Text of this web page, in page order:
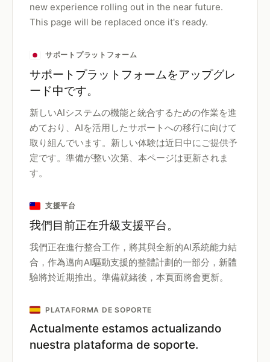
new experience rolling out in the near future.
This page will be replaced once it's ready.
サポートプラットフォーム
サポートプラットフォームをアップグレ
ード中です。
新しいAIシステムの機能と統合するための作業を進
めており、AIを活用したサポートへの移行に向けて
取り組んでいます。新しい体験は近日中にご提供予
定です。準備が整い次第、本ページは更新されま
す。
支援平台
我們目前正在升級支援平台。
我們正在進行整合工作，將其與全新的AI系統能力結
合，作為邁向AI驅動支援的整體計劃的一部分，新體
驗將於近期推出。準備就緒後，本頁面將會更新。
PLATAFORMA DE SOPORTE
Actualmente estamos actualizando
nuestra plataforma de soporte.